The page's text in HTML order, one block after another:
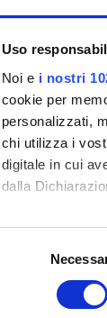
Uso
Noi e i nostri
cookie per
personalizzati,
chi utilizza i
digitale in cui
dalla
Con il tuo
digitali).